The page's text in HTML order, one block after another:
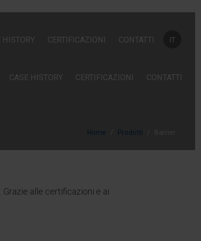
HISTORY CERTIFICAZIONI CONTATTI IT
CASE HISTORY CERTIFICAZIONI CONTATTI
Home Prodotti
alle certificazioni e ai